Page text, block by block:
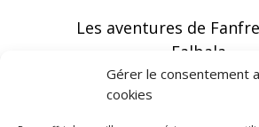
Gérer le consentement
cookies
Les aventures de
Falbala